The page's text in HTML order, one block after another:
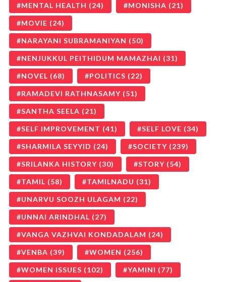
MENTAL HEALTH (24) MONISHA (21)
MOVIE (24)
NARAYANI SUBRAMANIYAN (50)
NENJUKKUL PEITHIDUM MAMAZHAI (31)
NOVEL (68) POLITICS (22)
RAMADEVI RATHNASAMY (51)
SANTHA SEELA (21)
SELF IMPROVEMENT (41) SELF LOVE (34)
SHARMILA SEYYID (24) SOCIETY (239)
SRILANKA HISTORY (30) STORY (54)
TAMIL (58) TAMILNADU (31)
UNARVU SOOZH ULAGAM (22)
UNNAI ARINDHAL (27)
VANGA VAZHVAI KONDADALAM (24)
VENBA (39) WOMEN (256)
WOMEN ISSUES (102) YAMINI (77)